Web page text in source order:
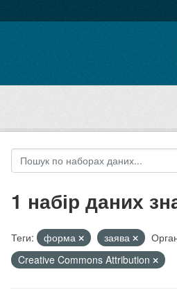
1 набір даних
Теги: форма заява
Creative Commons Attribution